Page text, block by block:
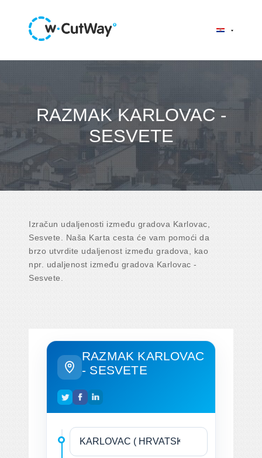
RAZMAK KARLOVAC -
SESVETE
Izračun udaljenosti između gradova Karlovac,
Sesvete. Naša Karta cesta će vam pomoći da
brzo utvrdite udaljenost između gradova, kao
npr. udaljenost između gradova Karlovac -
Sesvete.
RAZMAK KARLOVAC
- SESVETE